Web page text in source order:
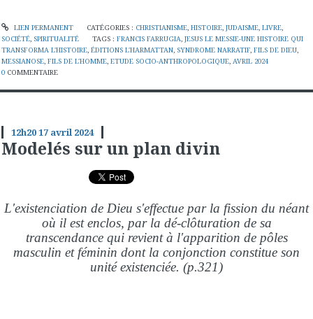
LIEN PERMANENT CATÉGORIES : CHRISTIANISME, HISTOIRE, JUDAISME, LIVRE,
SOCIÉTÉ SPIRITUALITÉ TAGS :FRANCIS FARRUGIA ,JESUS LE MESSIE-UNE HISTOIRE QUI
TRANSFORMA L'HISTOIRE ÉDITIONS L'HARMATTAN SYNDROME NARRATIF FILS DE DIEU
MESSIANOSE FILS DE L'HOMME ETUDE SOCIO-ANTHROPOLOGIQUE AVRIL 2024
0 COMMENTAIRE
12h2017 avril 2024
Modelés sur un plan divin
L'existenciation de Dieu s'effectue par la fission du néant
où il est enclos, par la dé-clôturation de sa
transcendance qui revient à l'apparition de pôles
masculin et féminin dont la conjonction constitue son
unité existenciée. (p.321)